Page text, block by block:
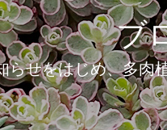
ブ
らせをはじめ、多肉